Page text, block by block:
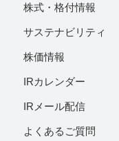
株式・格付情報
サステナビリティ
株価情報
IRカレンダー
IRメール配信
よくあるご質問